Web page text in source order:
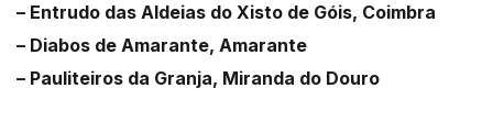
– Entrudo das Aldeias do Xisto de Góis, Coimbra
– Diabos de Amarante, Amarante
– Pauliteiros da Granja, Miranda do Douro